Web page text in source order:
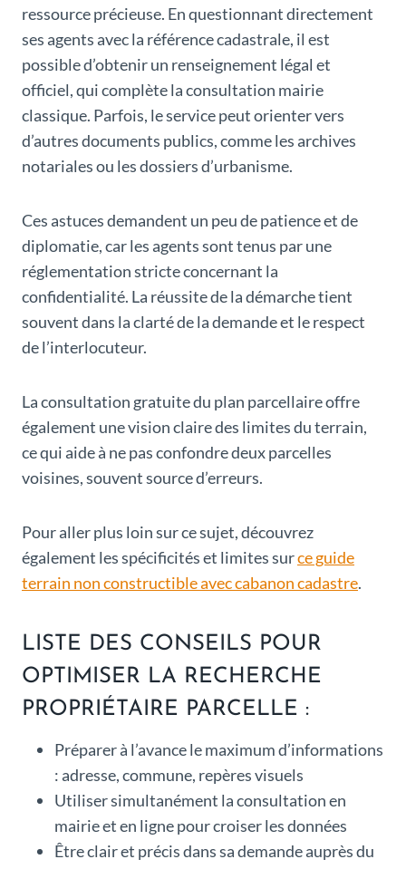
ressource précieuse. En questionnant directement
ses agents avec la référence cadastrale, il est
possible d’obtenir un renseignement légal et
officiel, qui complète la consultation mairie
classique. Parfois, le service peut orienter vers
d’autres documents publics, comme les archives
notariales ou les dossiers d’urbanisme.
Ces astuces demandent un peu de patience et de
diplomatie, car les agents sont tenus par une
réglementation stricte concernant la
confidentialité. La réussite de la démarche tient
souvent dans la clarté de la demande et le respect
de l’interlocuteur.
La consultation gratuite du plan parcellaire offre
également une vision claire des limites du terrain,
ce qui aide à ne pas confondre deux parcelles
voisines, souvent source d’erreurs.
Pour aller plus loin sur ce sujet, découvrez
également les spécificités et limites surce guide
terrain non constructible avec cabanon cadastre.
LISTE DES CONSEILS POUR
OPTIMISER LA RECHERCHE
PROPRIÉTAIRE PARCELLE :
Préparer à l’avance le maximum d’informations
: adresse, commune, repères visuels
Utiliser simultanément la consultation en
mairie et en ligne pour croiser les données
Être clair et précis dans sa demande auprès du